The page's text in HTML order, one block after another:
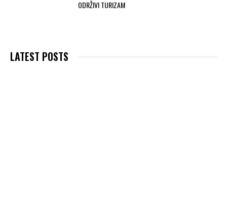
ODRŽIVI TURIZAM
LATEST POSTS